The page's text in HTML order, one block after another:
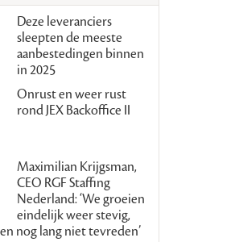
Deze leveranciers
sleepten de meeste
aanbestedingen binnen
in 2025
Onrust en weer rust
rond JEX Backoffice II
Maximilian Krijgsman,
CEO RGF Staffing
Nederland: ‘We groeien
eindelijk weer stevig,
nog lang niet tevreden’